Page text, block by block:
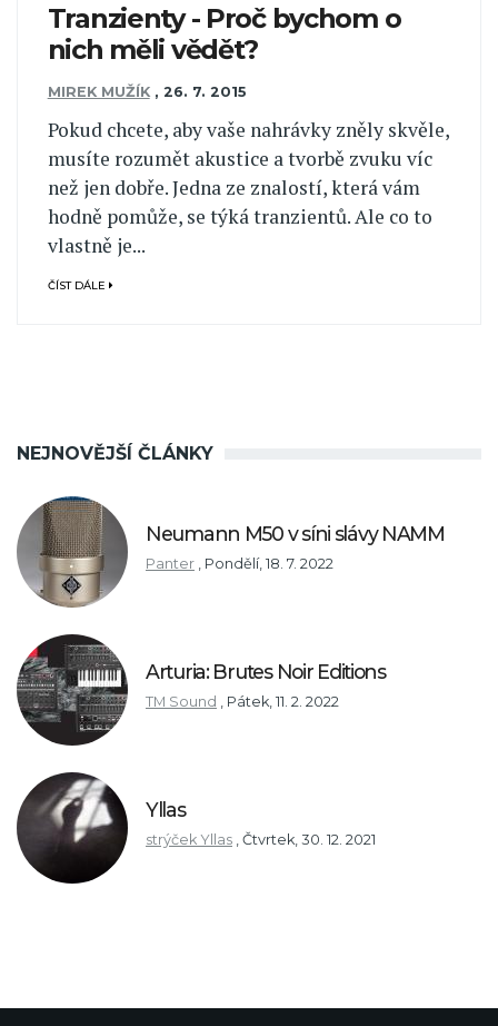
Tranzienty - Proč bychom o
nich měli vědět?
MIREK MUŽÍK , 26. 7. 2015
Pokud chcete, aby vaše nahrávky zněly skvěle,
musíte rozumět akustice a tvorbě zvuku víc
než jen dobře. Jedna ze znalostí, která vám
hodně pomůže, se týká tranzientů. Ale co to
vlastně je...
ČÍST DÁLE
NEJNOVĚJŠÍ ČLÁNKY
Neumann M50 v síni slávy NAMM
Panter , Pondělí, 18. 7. 2022
Arturia: Brutes Noir Editions
TM Sound , Pátek, 11. 2. 2022
Yllas
strýček Yllas , Čtvrtek, 30. 12. 2021